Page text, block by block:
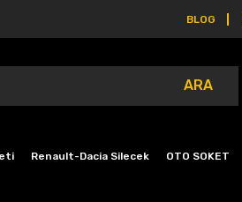
BLOG
ARA
Renault-Dacia Silecek OTO SOKET